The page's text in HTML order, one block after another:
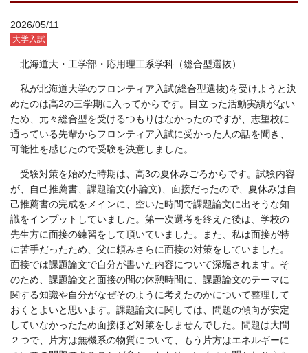
2026/05/11
大学入試
北海道大・工学部・応用理工系学科（総合型選抜）
私が北海道大学のフロンティア入試(総合型選抜)を受けようと決
めたのは高2の三学期に入ってからです。目立った活動実績がない
ため、元々総合型を受けるつもりはなかったのですが、志望校に
通っている先輩からフロンティア入試に受かった人の話を聞き、
可能性を感じたので受験を決意しました。
受験対策を始めた時期は、高3の夏休みごろからです。試験内容
が、自己推薦書、課題論文(小論文)、面接だったので、夏休みは自
己推薦書の完成をメインに、空いた時間で課題論文に出そうな知
識をインプットしていました。第一次選考を終えた後は、学校の
先生方に面接の練習をして頂いていました。また、私は面接が特
に苦手だったため、父に頼みさらに面接の対策をしていました。
面接では課題論文で自分が書いた内容について深堀されます。そ
のため、課題論文と面接の間の休憩時間に、課題論文のテーマに
関する知識や自分がなぜそのように考えたのかについて整理して
おくとよいと思います。課題論文に関しては、問題の傾向が安定
していなかったため面接ほど対策をしませんでした。問題は大問
２つで、片方は無機系の物質について、もう片方はエネルギーに